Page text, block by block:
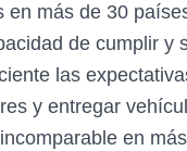
en más de 30
de cumplir y
las
y entregar
en